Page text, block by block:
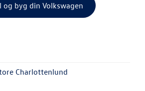
byg din Volkswagen
Charlottenlund